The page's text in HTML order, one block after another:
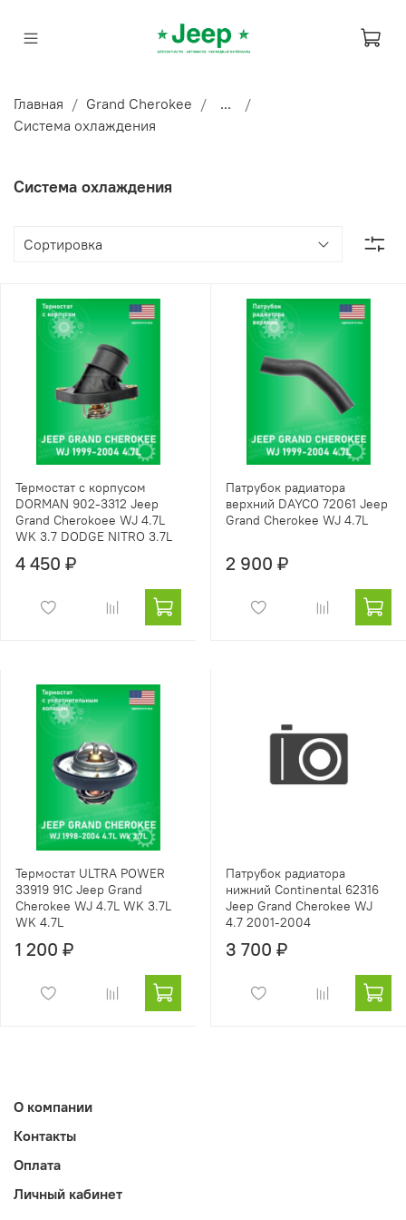
Главная Grand Cherokee
...
Система охлаждения
Система охлаждения
Термостат с корпусом
DORMAN 902-3312 Jeep
Grand Cherokoee WJ 4.7L
WK 3.7 DODGE NITRO 3.7L
4 450 ₽
Патрубок радиатора
верхний DAYCO 72061 Jeep
Grand Cherokee WJ 4.7L
2 900 ₽
Термостат ULTRA POWER
33919 91C Jeep Grand
Cherokee WJ 4.7L WK 3.7L
WK 4.7L
1 200 ₽
Патрубок радиатора
нижний Continental 62316
Jeep Grand Cherokee WJ
4.7 2001-2004
3 700 ₽
О компании
Контакты
Оплата
Личный кабинет